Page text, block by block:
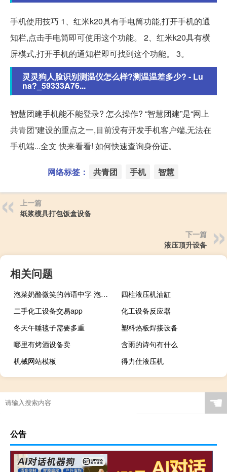
手机使用技巧 1、红米k20具有手电筒功能,打开手机的通
知栏,点击手电筒即可使用这个功能。 2、红米k20具有横
屏模式,打开手机的通知栏即可找到这个功能。 3。
灵灵狗人脸识别测温仪怎么样?测温温差多少? - Lu
na?_59333A76...
智慧团建手机能不能登录? 怎么操作? “智慧团建”是“网上
共青团”建设的重点之一,目前没有开发手机客户端,无法在
手机端...全文 快来看看! 如何快速查询身份证。
网络标签： 共青团 手机 智慧
上一篇
纸浆模具打包饭盒设备
下一篇
液压顶升设备
相关问题
泡菜奶酪微笑的韩语中字 泡菜奶酪微笑国语版
四柱液压机油缸
二手化工设备交易app
化工设备反应器
冬天午睡毯子需要多重
塑料热板焊接设备
哪里有烤酒设备卖
含雨的诗句有什么
机械网站模板
得力仕液压机
☚
公告